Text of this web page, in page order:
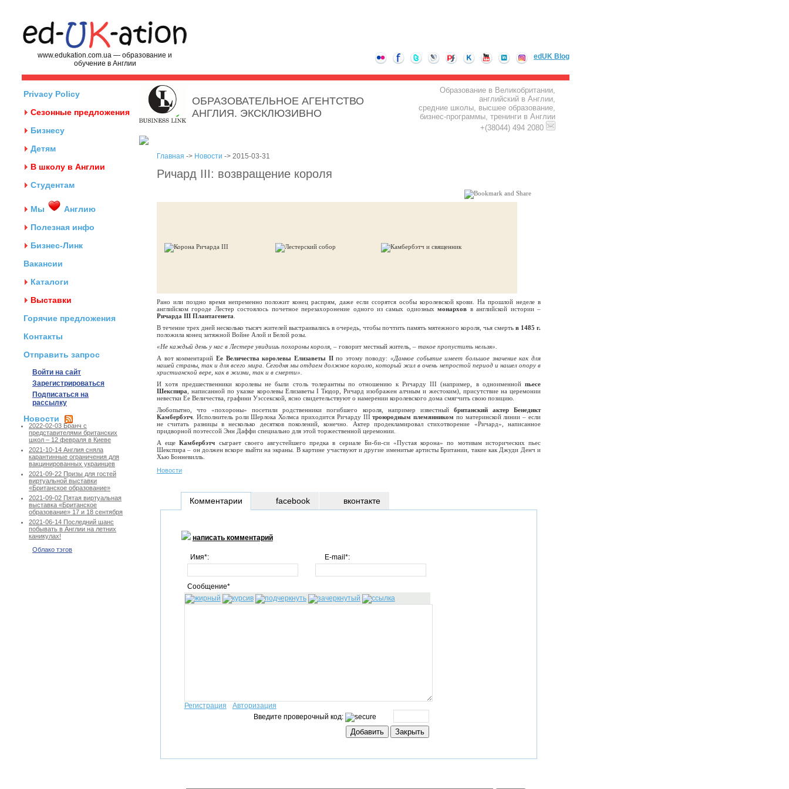
www.edukation.com.ua — образование и
обучение в Англии
edUK Blog
Privacy Policy
Сезонные предложения
Бизнесу
Детям
В школу в Англии
Студентам
Мы
Англию
Полезная инфо
Бизнес-Линк
Вакансии
Каталоги
Выставки
Горячие предложения
Контакты
Отправить запрос
Войти на сайт
Зарегистрироваться
Подписаться на
рассылку
Новости
2022-02-03 Бранч с
представителями британских
школ – 12 февраля в Киеве
2021-10-14 Англия сняла
карантинные ограничения для
вакцинированных украинцев
2021-09-22 Призы для гостей
виртуальной выставки
«Британское образование»
2021-09-02 Пятая виртуальная
выставка «Британское
образование» 17 и 18 сентября
2021-06-14 Последний шанс
побывать в Англии на летних
каникулах!
Облако тэгов
ОБРАЗОВАТЕЛЬНОЕ АГЕНТСТВО
АНГЛИЯ. ЭКСКЛЮЗИВНО
Образование в Великобритании,
английский в Англии,
средние школы, высшее образование,
бизнес-программы, тренинги в Англии
+(38044) 494 2080
Главная -> Новости -> 2015-03-31
Ричард III: возвращение короля
Рано или поздно время непременно положит конец распрям, даже если ссорятся особы королевской крови. На прошлой неделе в
английском городе Лестер состоялось почетное перезахоронение одного из самых одиозныхмонархов в английской истории –
Ричарда III Плантагенета
В течение трех дней несколько тысяч жителей выстраивались в очередь, чтобы почтить память мятежного короля, чья смерть в 1485 г.
положила конец затяжной Войне Алой и Белой розы.
«Не каждый день у нас в Лестере увидишь похороны короля, – говорит местный житель, – такое пропустить нельзя».
А вот комментарий Ее Величества королевы Елизаветы IIпо этому поводу:«Данное событие имеет большое значение как для
нашей страны, так и для всего мира. Сегодня мы отдаем должное королю, который жил в очень непростой период и нашел опору в
христианской вере, как в жизни, так и в смерти».
И хотя предшественники королевы не были столь толерантны по отношению к Ричарду III (например, в одноименной пьесе
Шекспира , написанной по указке королевы Елизаветы I Тюдор, Ричард изображен алчным и жестоким), присутствие на церемонии
невестки Ее Величества, графини Уэссекской, ясно свидетельствуют о намерении королевского дома смягчить свою позицию.
Любопытно, что «похороны» посетили родственники погибшего короля, например известный британский актер Бенедикт
Камбербэтч . Исполнитель роли Шерлока Холмса приходится Ричарду IIIтроюродным племянником по материнской линии – если
не считать разницы в несколько десятков поколений, конечно. Актер продекламировал стихотворение «Ричард», написанное
придворной поэтессой Энн Даффи специально для этой торжественной церемонии.
А ещеКамбербэтч сыграет своего августейшего предка в сериале Би-би-си «Пустая корона» по мотивам исторических пьес
Шекспира – он должен вскоре выйти на экраны. В картине участвуют и другие именитые артисты Британии, такие как Джуди Денч и
Хью Бонневилль.
Новости
Комментарии
написать комментарий
Имя*: E-mail*:
Сообщение*
Регистрация
Авторизация
Введите проверочный код:
facebook вконтакте